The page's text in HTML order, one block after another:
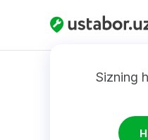
Sizning
Bosh sahifa